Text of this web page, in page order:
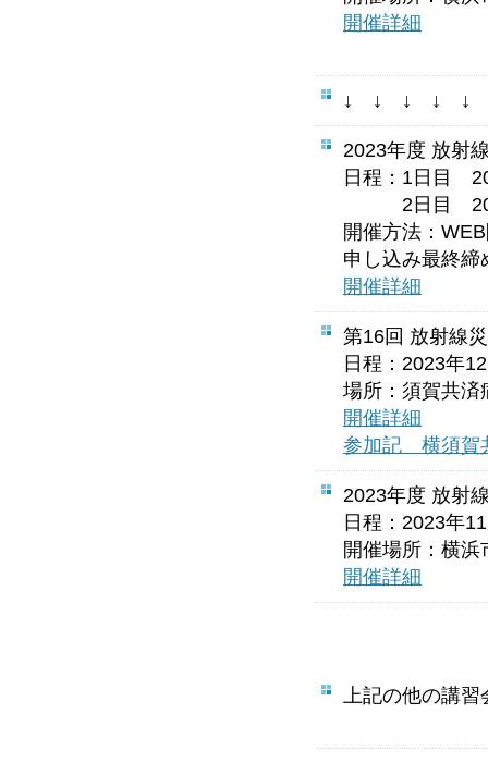
開催詳細
↓ ↓ ↓ ↓ ↓ ★
2023年度 放射
日程：1日目
2日目
開催方法：
申し込み最終締
開催詳細
第16回 放射線
日程：2023年
場所：須賀共済
開催詳細
参加記 横須
2023年度 放射
日程：2023年
開催場所：横
開催詳細
上記の他の講